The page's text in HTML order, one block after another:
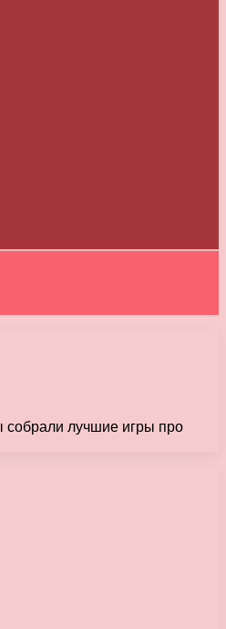
собрали лучшие игры про